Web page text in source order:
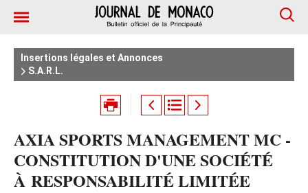
Insertions légales et Annonces
S.A.R.L.
AXIA SPORTS MANAGEMENT MC -
CONSTITUTION D'UNE SOCIÉTÉ
À RESPONSABILITÉ LIMITÉE